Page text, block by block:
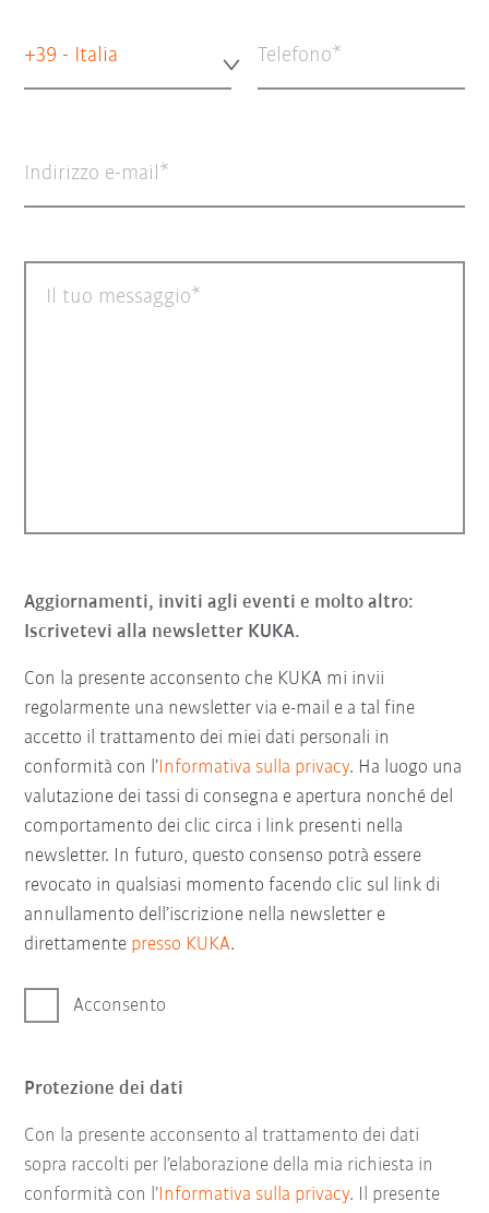
+39 - Italia Telefono
Indirizzo e-mail
Il tuo messaggio
Aggiornamenti, inviti agli eventi e molto altro:
Iscrivetevi alla newsletter KUKA.
Con la presente acconsento che KUKA mi invii
regolarmente una newsletter via e-mail e a tal fine
accetto il trattamento dei miei dati personali in
conformità con l’Informativa sulla privacy. Ha luogo una
valutazione dei tassi di consegna e apertura nonché del
comportamento dei clic circa i link presenti nella
newsletter. In futuro, questo consenso potrà essere
revocato in qualsiasi momento facendo clic sul link di
annullamento dell’iscrizione nella newsletter e
direttamente presso KUKA.
Acconsento
Protezione dei dati
Con la presente acconsento al trattamento dei dati
sopra raccolti per l’elaborazione della mia richiesta in
conformità con l’Informativa sulla privacy. Il presente